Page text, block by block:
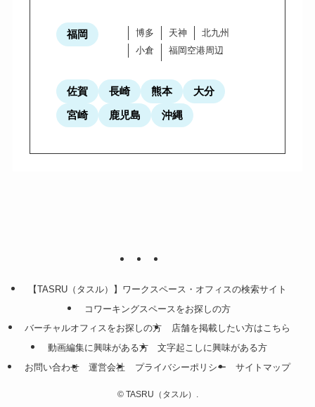
福岡 博多 天神
北九州
小倉
福岡空港周辺
佐賀 長崎 熊本
大分
宮崎
鹿児島 沖縄
【TASRU（タスル）】ワークスペース・オフィスの検索サイト
コワーキングスペースをお探しの方
バーチャルオフィスをお探しの方
店舗を掲載したい方はこちら
動画編集に興味がある方
文字起こしに興味がある方
お問い合わせ
運営会社 プライバシーポリシー サイトマップ
©TASRU（タスル）.